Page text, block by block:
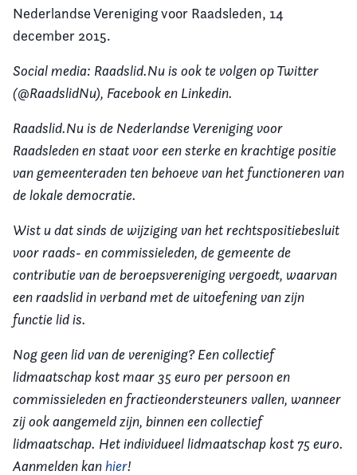
Nederlandse Vereniging voor Raadsleden, 14
december 2015.
Social media: Raadslid.Nu is ook te volgen op Twitter
(@RaadslidNu), Facebook en Linkedin.
Raadslid.Nu is de Nederlandse Vereniging voor
Raadsleden en staat voor een sterke en krachtige positie
van gemeenteraden ten behoeve van het functioneren van
de lokale democratie.
Wist u dat sinds de wijziging van het rechtspositiebesluit
voor raads- en commissieleden, de gemeente de
contributie van de beroepsvereniging vergoedt, waarvan
een raadslid in verband met de uitoefening van zijn
functie lid is.
Nog geen lid van de vereniging? Een collectief
lidmaatschap kost maar 35 euro per persoon en
commissieleden en fractieondersteuners vallen, wanneer
zij ook aangemeld zijn, binnen een collectief
lidmaatschap. Het individueel lidmaatschap kost 75 euro.
Aanmelden kanhier!